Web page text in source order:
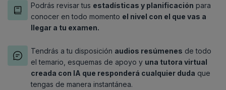
Podrásrevisar tus estadísticas y planificación para
conocer en todo momento el nivel con el que vas a
llegar a tu examen.
Tendrás a tu disposición audios resúmenes de todo
el temario, esquemas de apoyo y una tutora virtual
creada con IA que responderá cualquier duda que
tengas de manera instantánea.